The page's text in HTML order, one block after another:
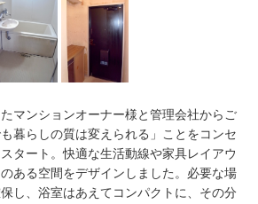
マンションオーナー様と管理会社からご
暮らしの質は変えられる」ことをコンセ
タート。快適な生活動線や家具レイアウ
ある空間をデザインしました。必要な場
し、浴室はあえてコンパクトに、その分